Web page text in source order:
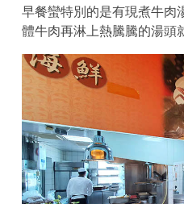
早餐蠻特別的是有現煮牛肉
體牛肉再淋上熱騰騰的湯頭